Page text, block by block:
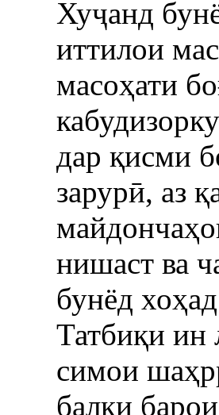
Хуҷанд
иттилои
масоҳати
дар қисми
зарурӣ, аз
нишаст ва
бунёд
Татбиқи ин
симои
балки